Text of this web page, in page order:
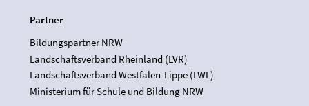
Partner
Bildungspartner NRW
Landschaftsverband Rheinland (LVR)
Landschaftsverband Westfalen-Lippe (LWL)
Ministerium für Schule und Bildung NRW